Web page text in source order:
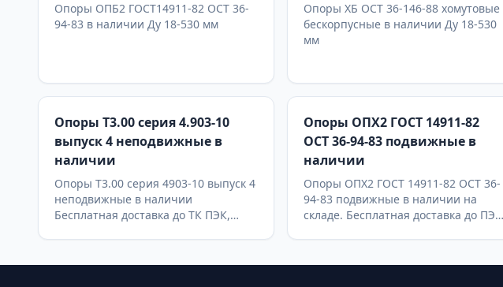
Опоры ОПБ2 ГОСТ14911-82 ОСТ 36-
94-83 в наличии Ду 18-530 мм
Опоры ХБ ОСТ 36-146-88 хомутовые
бескорпусные в наличии Ду 18-530
мм
Опоры Т3.00 серия 4.903-10
выпуск 4 неподвижные в
наличии
Опоры Т3.00 серия 4903-10 выпуск 4
неподвижные в наличии
Бесплатная доставка до ТК ПЭК,
Опоры ОПХ2 ГОСТ 14911-82
ОСТ 36-94-83 подвижные в
наличии
Опоры ОПХ2 ГОСТ 14911-82 ОСТ 36-
94-83 подвижные в наличии на
складе. Бесплатная доставка до ПЭК